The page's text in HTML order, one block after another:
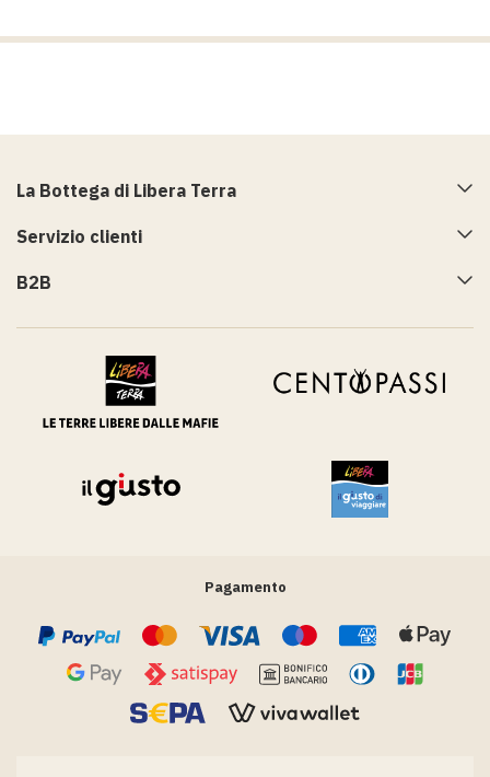
La Bottega di Libera Terra
Servizio clienti
B2B
Pagamento